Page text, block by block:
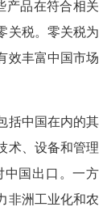
产品在符合相关
关税。零关税为
效丰富中国市场
中国在内的其
术、设备和管理
中国出口。一方
非洲工业化和农